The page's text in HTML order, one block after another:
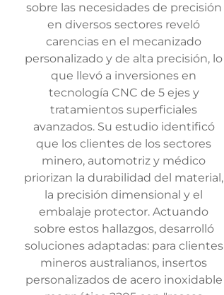
sobre las necesidades de precisión
en diversos sectores reveló
carencias en el mecanizado
personalizado y de alta precisión, lo
que llevó a inversiones en
tecnología CNC de 5 ejes y
tratamientos superficiales
avanzados. Su estudio identificó
que los clientes de los sectores
minero, automotriz y médico
priorizan la durabilidad del material,
la precisión dimensional y el
embalaje protector. Actuando
sobre estos hallazgos, desarrolló
soluciones adaptadas: para clientes
mineros australianos, insertos
personalizados de acero inoxidable